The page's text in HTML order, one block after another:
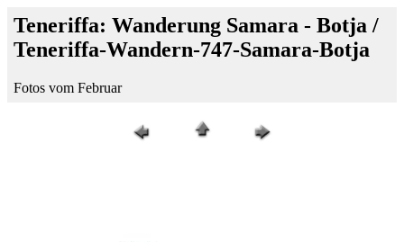
Teneriffa: Wanderung Samara - Botja /
Teneriffa-Wandern-747-Samara-Botja
Fotos vom Februar